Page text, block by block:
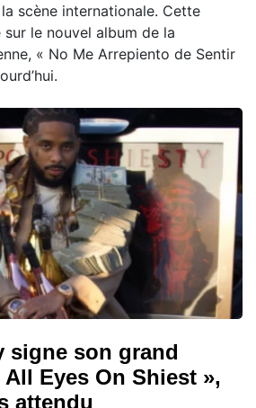
scène internationale. Cette
le nouvel album de la
« No Me Arrepiento de Sentir
signe son grand
Eyes On Shiest »,
attendu